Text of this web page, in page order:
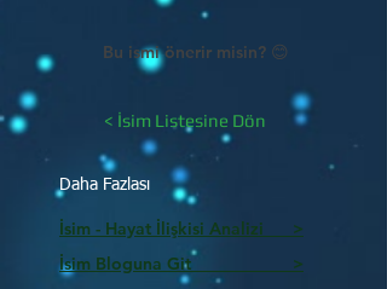
Bu ismi önerir misin? 😊
< İsim Listesine Dön
Daha Fazlası
İsim - Hayat İlişkisi Analizi >
İsim Bloguna Git >